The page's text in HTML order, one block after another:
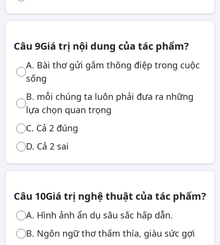
Câu 9Giá trị nội dung của tác phẩm?
A. Bài thơ gửi gắm thông điệp trong cuộc
sống
B. mỗi chúng ta luôn phải đưa ra những
lựa chọn quan trọng
C. Cả 2 đúng
D. Cả 2 sai
Câu 10Giá trị nghệ thuật của tác phẩm?
A. Hình ảnh ẩn dụ sâu sắc hấp dẫn.
B. Ngôn ngữ thơ thấm thía, giàu sức gợi